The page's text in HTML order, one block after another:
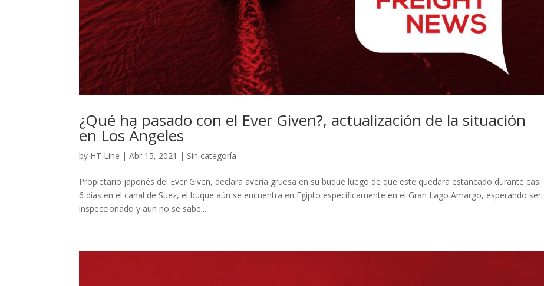
¿Qué ha pasado con el Ever Given?, actualización de la situación
en Los Ángeles
by HT Line |Abr 15, 2021 | Sin categoría
Propietario japonés del Ever Given, declara avería gruesa en su buque luego de que este quedara estancado durante casi
6 días en el canal de Suez, el buque aún se encuentra en Egipto específicamente en el Gran Lago Amargo, esperando ser
inspeccionado y aun no se sabe...